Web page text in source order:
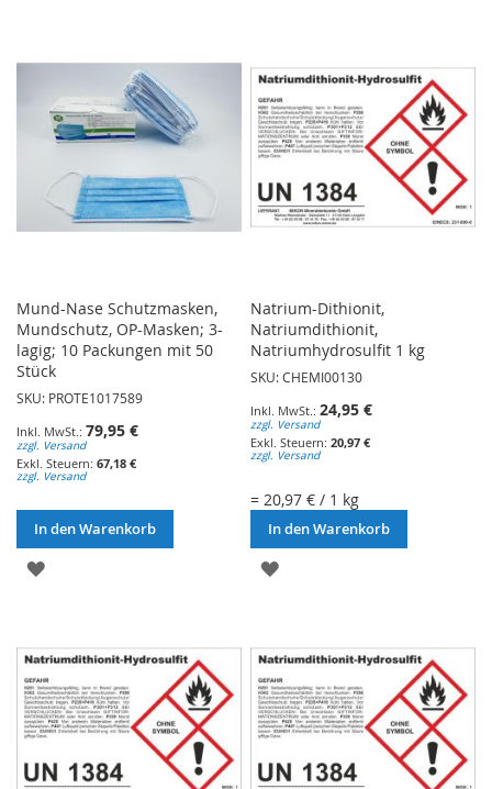
HINZUFÜGEN
Mund-Nase Schutzmasken,
Mundschutz, OP-Masken; 3-
lagig; 10 Packungen mit 50
Stück
SKU: PROTE1017589
79,95 €
zzgl. Versand
67,18 €
zzgl. Versand
In den Warenkorb
ZUR
HINZUFÜGEN
Natrium-Dithionit,
Natriumdithionit,
Natriumhydrosulfit 1 kg
SKU: CHEMI00130
24,95 €
zzgl. Versand
20,97 €
zzgl. Versand
= 20,97 € / 1 kg
In den Warenkorb
ZUR
HINZUFÜGEN